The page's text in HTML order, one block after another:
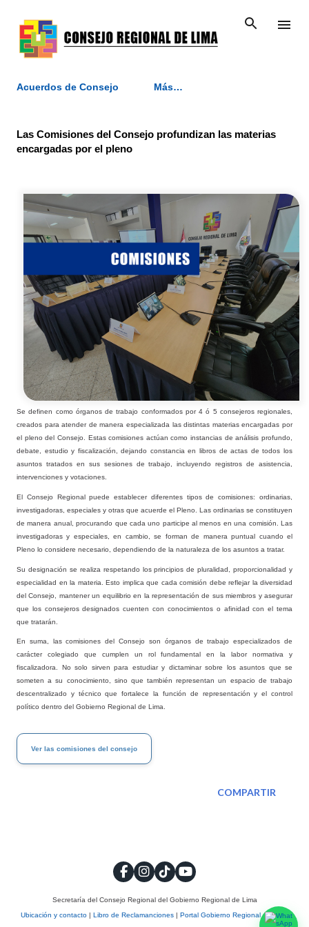
Acuerdos de Consejo Más…
Las Comisiones del Consejo profundizan las materias
encargadas por el pleno
Se definen como órganos de trabajo conformados por 4 ó 5 consejeros regionales,
creados para atender de manera especializada las distintas materias encargadas por
el pleno del Consejo. Estas comisiones actúan como instancias de análisis profundo,
debate, estudio y fiscalización, dejando constancia en libros de actas de todos los
asuntos tratados en sus sesiones de trabajo, incluyendo registros de asistencia,
intervenciones y votaciones.
El Consejo Regional puede establecer diferentes tipos de comisiones: ordinarias,
investigadoras, especiales y otras que acuerde el Pleno. Las ordinarias se constituyen
de manera anual, procurando que cada uno participe al menos en una comisión. Las
investigadoras y especiales, en cambio, se forman de manera puntual cuando el
Pleno lo considere necesario, dependiendo de la naturaleza de los asuntos a tratar.
Su designación se realiza respetando los principios de pluralidad, proporcionalidad y
especialidad en la materia. Esto implica que cada comisión debe reflejar la diversidad
del Consejo, mantener un equilibrio en la representación de sus miembros y asegurar
que los consejeros designados cuenten con conocimientos o afinidad con el tema
que tratarán.
En suma, las comisiones del Consejo son órganos de trabajo especializados de
carácter colegiado que cumplen un rol fundamental en la labor normativa y
fiscalizadora. No solo sirven para estudiar y dictaminar sobre los asuntos que se
someten a su conocimiento, sino que también representan un espacio de trabajo
descentralizado y técnico que fortalece la función de representación y el control
político dentro del Gobierno Regional de Lima.
Ver las comisiones del consejo
COMPARTIR
Secretaría del Consejo Regional del Gobierno Regional de Lima
Ubicación y contacto | Libro de Reclamanciones | Portal Gobierno Regional de Lima